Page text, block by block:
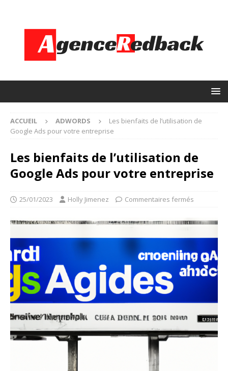
ACCUEIL ADWORDS
Les bienfaits de l’utilisation de
Google Ads pour votre entreprise
Les bienfaits de l’utilisation de
Google Ads pour votre entreprise
25/01/2023 Holly Jimenez Commentaires fermés